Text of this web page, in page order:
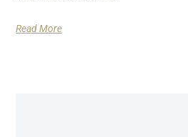
Read More